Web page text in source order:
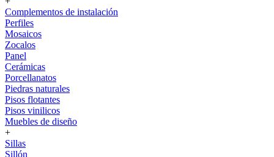
Complementos de instalación
Perfiles
Mosaicos
Zocalos
Panel
Cerámicas
Porcellanatos
Piedras naturales
Pisos flotantes
Pisos vinilicos
Muebles de diseño
+
Sillas
Sillón